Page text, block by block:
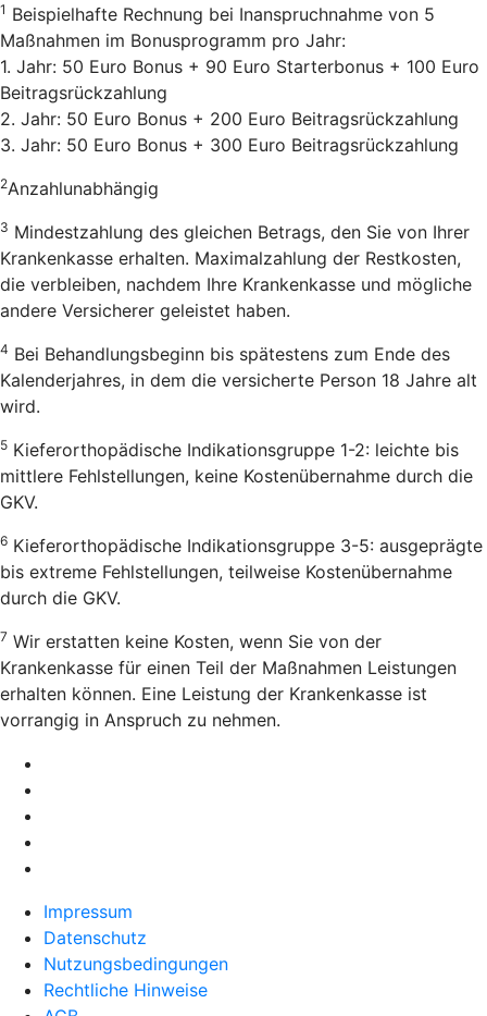
1 Beispielhafte Rechnung bei Inanspruchnahme von 5
Maßnahmen im Bonusprogramm pro Jahr:
1. Jahr: 50 Euro Bonus + 90 Euro Starterbonus + 100 Euro
Beitragsrückzahlung
2. Jahr: 50 Euro Bonus + 200 Euro Beitragsrückzahlung
3. Jahr: 50 Euro Bonus + 300 Euro Beitragsrückzahlung
2Anzahlunabhängig
3 Mindestzahlung des gleichen Betrags, den Sie von Ihrer
Krankenkasse erhalten. Maximalzahlung der Restkosten,
die verbleiben, nachdem Ihre Krankenkasse und mögliche
andere Versicherer geleistet haben.
4 Bei Behandlungsbeginn bis spätestens zum Ende des
Kalenderjahres, in dem die versicherte Person 18 Jahre alt
wird.
5 Kieferorthopädische Indikationsgruppe 1-2: leichte bis
mittlere Fehlstellungen, keine Kostenübernahme durch die
GKV.
6 Kieferorthopädische Indikationsgruppe 3-5: ausgeprägte
bis extreme Fehlstellungen, teilweise Kostenübernahme
durch die GKV.
7 Wir erstatten keine Kosten, wenn Sie von der
Krankenkasse für einen Teil der Maßnahmen Leistungen
erhalten können. Eine Leistung der Krankenkasse ist
vorrangig in Anspruch zu nehmen.
Impressum
Datenschutz
Nutzungsbedingungen
Rechtliche Hinweise